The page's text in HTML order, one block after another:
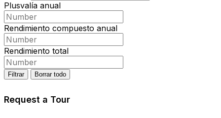
Plusvalía anual
Rendimiento compuesto anual
Rendimiento total
Filtrar Borrar todo
Request a Tour